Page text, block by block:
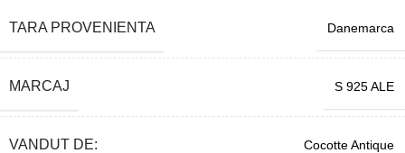
TARA PROVENIENTA Danemarca
MARCAJ S 925 ALE
VANDUT DE: Cocotte Antique